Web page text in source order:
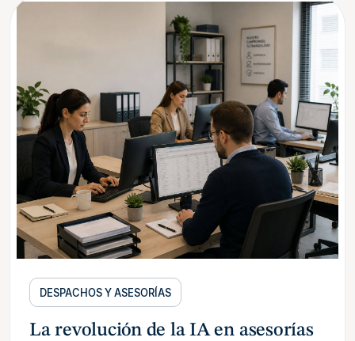
DESPACHOS Y ASESORÍAS
La revolución de la IA en asesorías